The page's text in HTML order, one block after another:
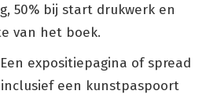
50% bij start drukwerk en
van het boek.
Een expositiepagina of spread
een kunstpaspoort